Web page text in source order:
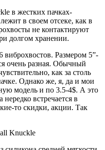
в жестких пачках-
в своем отсеке, как в
не контактируют
долгом хранении.
виброхвостов. Размером 5”-
очень разная. Обычный
как за столь
Однако же, я, да и мои
модель и по 3.5-4$. А это
встречается в
то скидки, акции. Так